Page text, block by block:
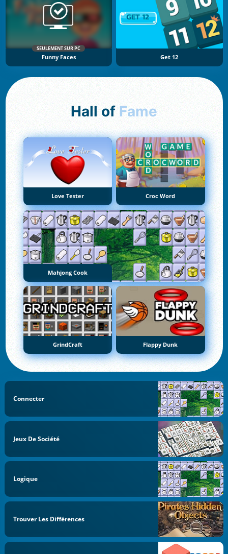
SEULEMENT SUR PC
Funny Faces Get 12
Hall of Fame
Love Tester Croc Word
Mahjong Cook
GrindCraft Flappy Dunk
Connecter
Jeux De Société
Logique
Trouver Les Différences